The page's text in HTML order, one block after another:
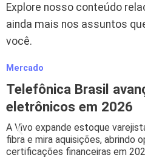
Explore nosso conteúdo
ainda mais nos assuntos
você.
Mercado
Telefônica Brasil
eletrônicos em 2026
A Vivo expande estoque
fibra e mira aquisições, abrindo
certificações financeiras em